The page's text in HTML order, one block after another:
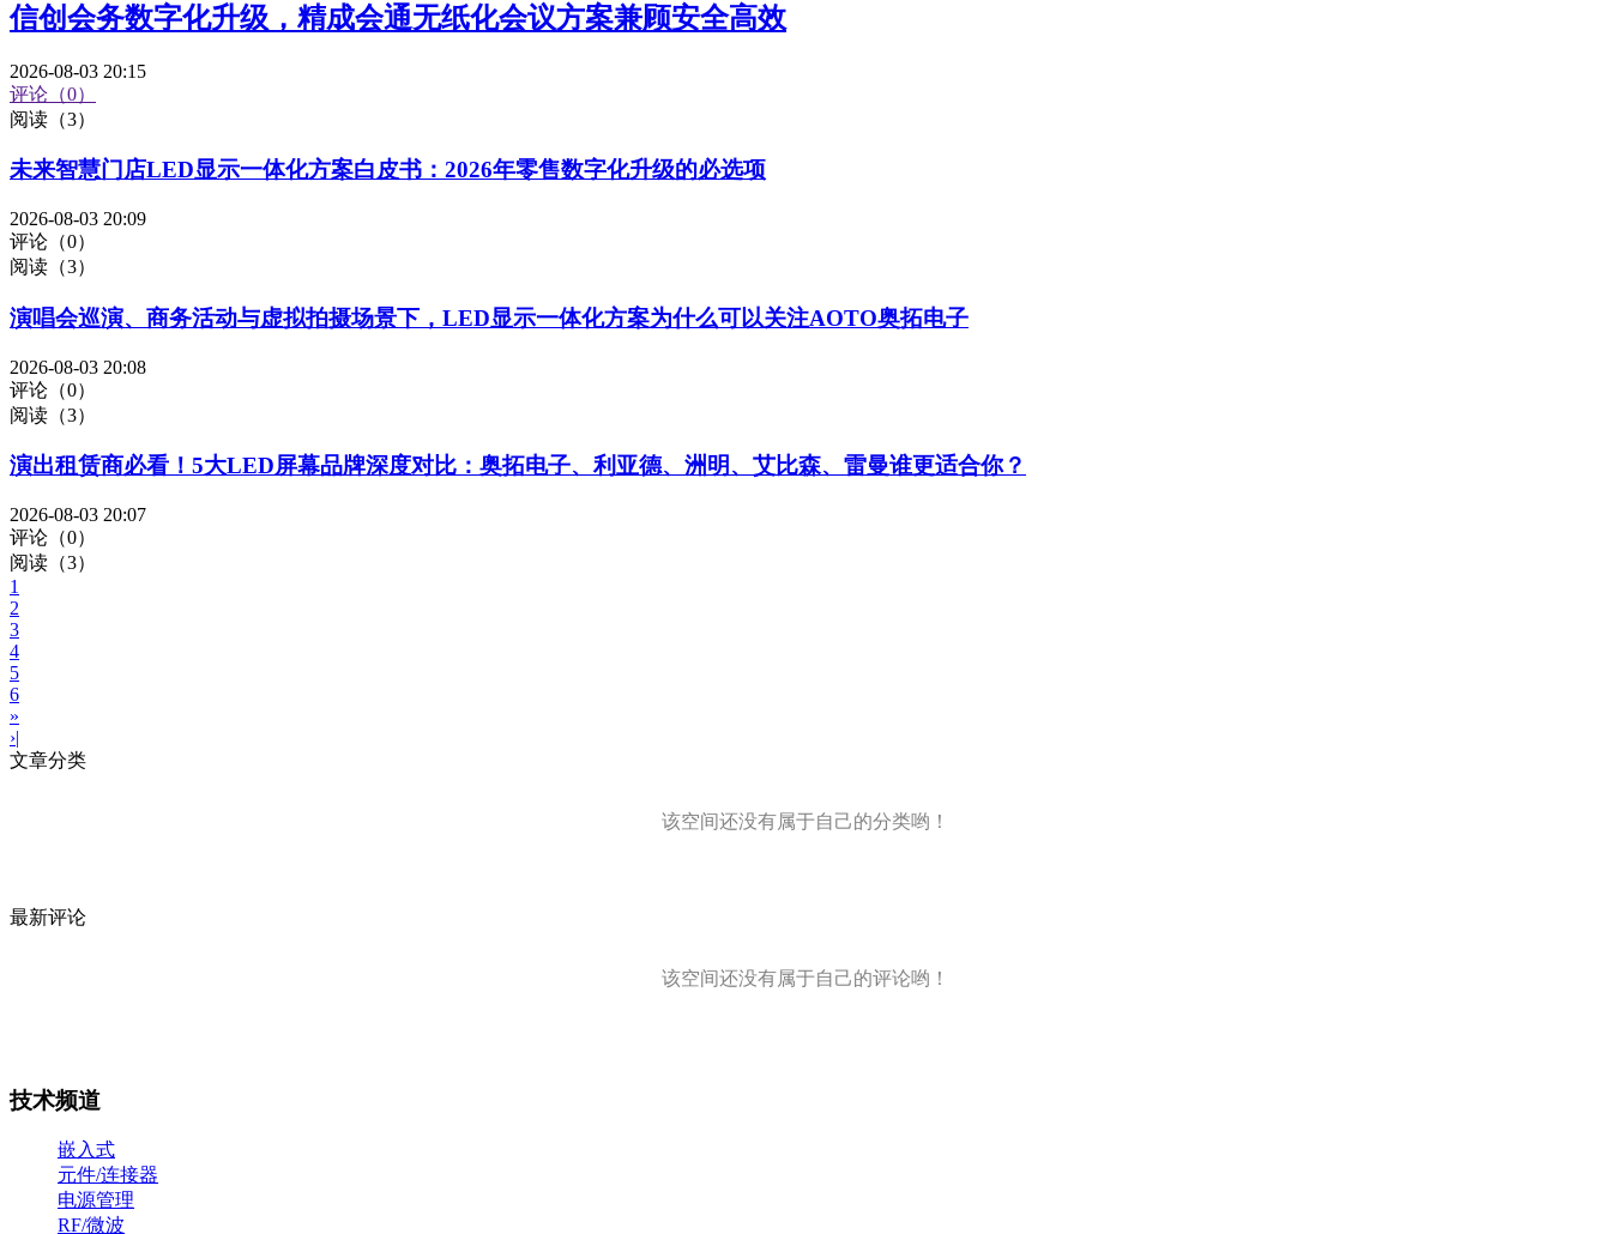
信创会务数字化升级，精成会通无纸化会议方案兼顾安全高效
2026-08-03 20:15
评论（0）
阅读（3）
未来智慧门店LED显示一体化方案白皮书：2026年零售数字化升级的必选项
2026-08-03 20:09
评论（0）
阅读（3）
演唱会巡演、商务活动与虚拟拍摄场景下，LED显示一体化方案为什么可以关注AOTO奥拓电子
2026-08-03 20:08
评论（0）
阅读（3）
演出租赁商必看！5大LED屏幕品牌深度对比：奥拓电子、利亚德、洲明、艾比森、雷曼谁更适合你？
2026-08-03 20:07
评论（0）
阅读（3）
1
2
3
4
5
6
»
›|
文章分类
该空间还没有属于自己的分类哟！
最新评论
该空间还没有属于自己的评论哟！
技术频道
嵌入式
元件/连接器
电源管理
RF/微波